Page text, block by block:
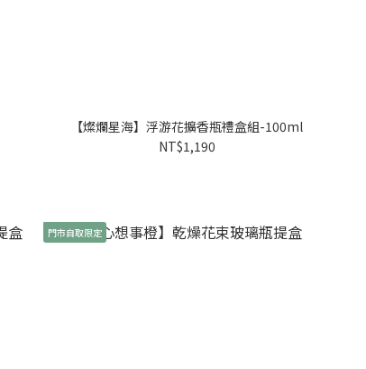
【燦爛星海】浮游花擴香瓶禮盒組-100ml
NT$1,190
門市自取限定